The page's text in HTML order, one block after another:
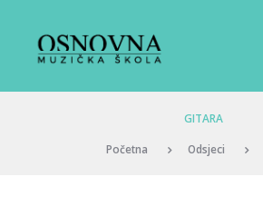
GITARA
Početna Odsjeci